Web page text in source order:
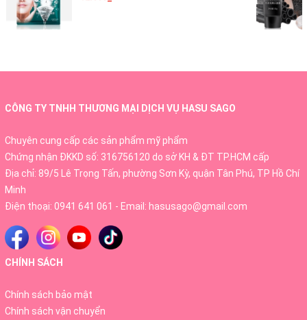
sau tai trước khi sử dụng. Nếu bạn cảm thấy khó
chịu, hãy ngừng sử dụng ngay lập tức.
CÔNG TY TNHH THƯƠNG MẠI DỊCH VỤ HASU SAGO
Chuyên cung cấp các sản phẩm mỹ phẩm
Chứng nhận ĐKKD số: 316756120 do sở KH & ĐT TP.HCM cấp
Địa chỉ: 89/5 Lê Trọng Tấn, phường Sơn Kỳ, quận Tân Phú, TP Hồ Chí
Minh
Điện thoại: 0941 641 061 - Email: hasusago@gmail.com
CHÍNH SÁCH
Chính sách bảo mật
Chính sách vận chuyển